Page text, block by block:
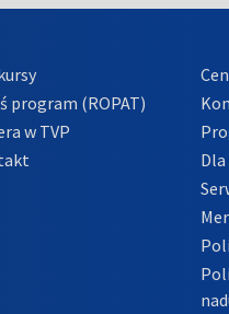
program (ROPAT)
w TVP